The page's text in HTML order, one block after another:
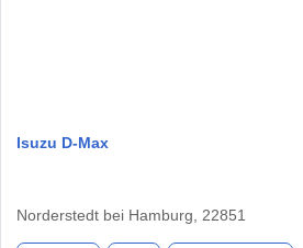
Isuzu D-Max
Norderstedt bei Hamburg, 22851